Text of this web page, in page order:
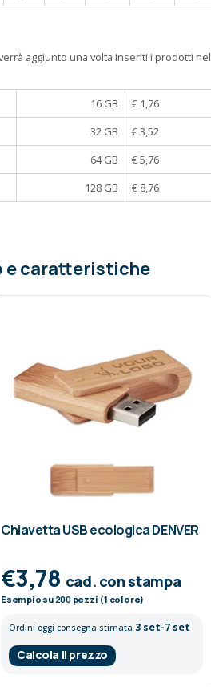
aggiunto una volta inseriti i prodotti nel
16 GB
€ 1,76
32 GB
€ 3,52
64 GB
€ 5,76
128 GB € 8,76
e caratteristiche
Chiavetta USB ecologica DENVER
€3,78 cad. con stampa
Esempio su 200pezzi (1 colore)
Ordini oggi consegna stimata 3 set-7 set
Calcola il prezzo